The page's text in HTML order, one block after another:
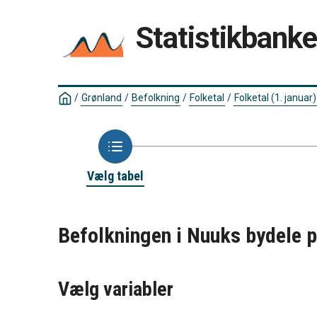
/ Grønland / Befolkning / Folketal / Folketal (1. januar)
Vælg tabel
Befolkningen i Nuuks bydele
Vælg variabler